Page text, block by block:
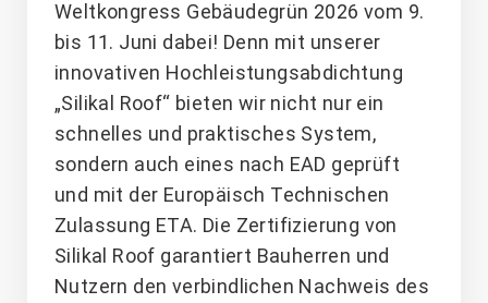
Weltkongress Gebäudegrün 2026 vom 9.
bis 11. Juni dabei! Denn mit unserer
innovativen Hochleistungsabdichtung
„Silikal Roof“ bieten wir nicht nur ein
schnelles und praktisches System,
sondern auch eines nach EAD geprüft
und mit der Europäisch Technischen
Zulassung ETA. Die Zertifizierung von
Silikal Roof garantiert Bauherren und
Nutzern den verbindlichen Nachweis des